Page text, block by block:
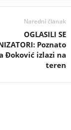
Naredni članak
OGLASILI SE
Poznato
Đoković izlazi na
teren